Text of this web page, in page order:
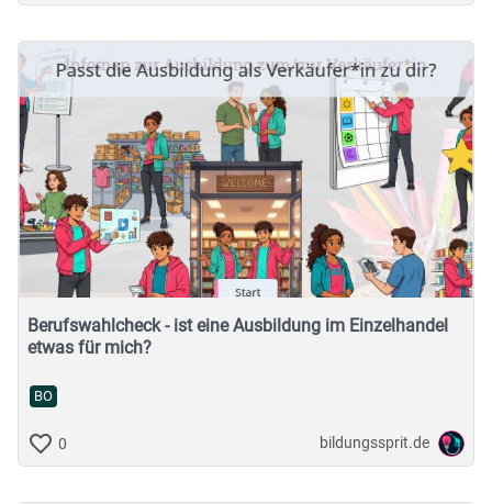
Berufswahlcheck - ist eine Ausbildung im Einzelhandel
etwas für mich?
BO
0 bildungssprit.de